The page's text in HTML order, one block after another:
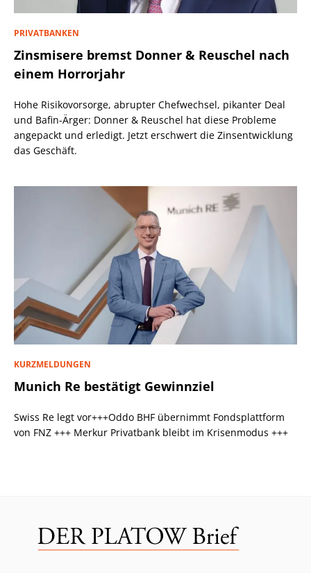
PRIVATBANKEN
Zinsmisere bremst Donner & Reuschel nach
einem Horrorjahr
Hohe Risikovorsorge, abrupter Chefwechsel, pikanter Deal
und Bafin-Ärger: Donner & Reuschel hat diese Probleme
angepackt und erledigt. Jetzt erschwert die Zinsentwicklung
das Geschäft.
KURZMELDUNGEN
Munich Re bestätigt Gewinnziel
Swiss Re legt vor+++Oddo BHF übernimmt Fondsplattform
von FNZ +++ Merkur Privatbank bleibt im Krisenmodus +++